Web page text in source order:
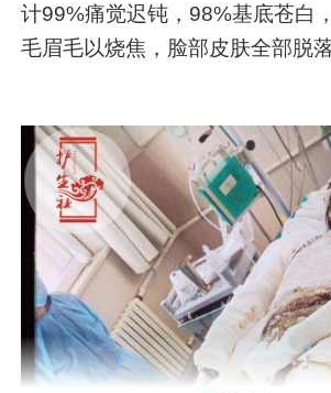
计99%痛觉迟钝，98%基底苍白
毛眉毛以烧焦，脸部皮肤全部脱落